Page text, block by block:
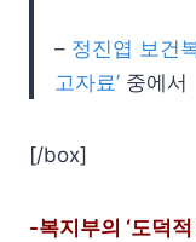
– 정진엽 보건
고자료’ 중에서
[/box]
-복지부의 ‘도덕